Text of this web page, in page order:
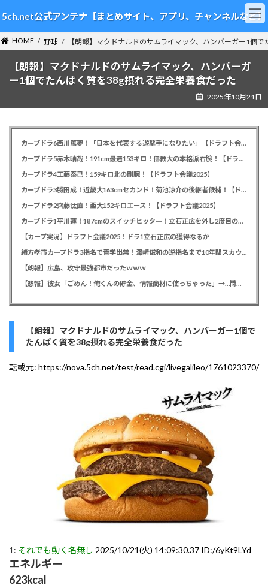
ン
テ
ン
ツ
ビ
ゲ
ー
シ
5ch.net公式アンテナ【まとめサイト、アプリ、チャンネルなど】
HOME 野球 【朗報】マクドナルドのサムライマック、ハンバーガー1個
【朗報】マクドナルドのサムライマック、ハンバーガ
ー1個でたんぱく質を38g摂れる完全栄養食だった
2025年10月21日
カープドラ6西川篤夢！「日本を代表する遊撃手になりたい」【ドラフト会議2025】
カープドラ5赤木晴哉！191cm最速153キロ！佛教大の本格派右腕！【ドラフト会議2025】
カープドラ4工藤泰己！159キロ北の剛腕！【ドラフト会議2025】
カープドラ3勝田成！近畿大163cmセカンド！菊池涼介の後継者候補！【ドラフト会議2025】
カープドラ2齊藤汰直！亜大152キロエース！【ドラフト会議2025】
カープドラ1平川蓮！187cmのスイッチヒッター！立石正広を外し2度目の重複も新井監督がクジを引き当てる！【ドラフト会議2025】
【カープ実況】ドラフト会議2025！ドラ1立石正広の獲得なるか
緒方孝市カープドラ3指名で青学出禁！澤﨑俊和の逆指名まで10年間スカウト出禁
【朗報】広島、攻守最強都市だったｗｗｗ
【悲報】彼女「ごめん！俺くんの貯金、情報商材に使っちゃった」→…問い詰めたらギャン泣きされたんだが俺が悪いのか？
【朗報】マクドナルドのサムライマック、ハンバーガー1個で
たんぱく質を38g摂れる完全栄養食だった
転載元: https://nova.5ch.net/test/read.cgi/livegalileo/1761023370/
1: それでも動く名無し 2025/10/21(火) 14:09:30.37 ID:/6yKt9LYd
エネルギー
623kcal